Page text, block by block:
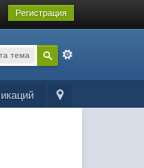
Регистрация
тема